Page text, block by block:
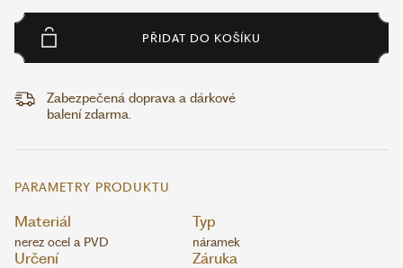
PŘIDAT DO KOŠÍKU
Zabezpečená doprava a dárkové
balení zdarma.
PARAMETRY PRODUKTU
Materiál
nerez ocel a PVD
Typ
náramek
Určení Záruka